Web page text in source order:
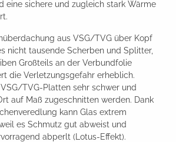
eine sichere und zugleich stark Wärme
aus VSG/TVG über Kopf
nicht tausende Scherben und Splitter,
Großteils an der Verbundfolie
die Verletzungsgefahr erheblich.
TVG-Platten sehr schwer und
auf Maß zugeschnitten werden. Dank
kann Glas extrem
es Schmutz gut abweist und
abperlt (Lotus-Effekt).